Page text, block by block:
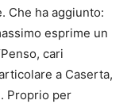
Che ha aggiunto:
esprime un
cari
a Caserta,
Proprio per